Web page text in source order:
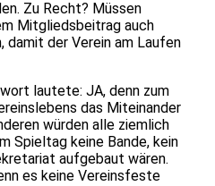
Zu Recht? Müssen
Mitgliedsbeitrag auch
der Verein am Laufen
lautete: JA, denn zum
das Miteinander
würden alle ziemlich
Spieltag keine Bande, kein
aufgebaut wären.
es keine Vereinsfeste